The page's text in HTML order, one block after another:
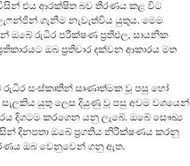
එය ආරක්ෂිත බව තීරණය කළ විට
ගැනීම නැවැත්විය යුතුය. මෙම
ඔබේ රුධිර පරීක්ෂණ ප්‍රතිඵල, සායනික
ඔබ ප්‍රතිචාර දක්වන ආකාරය මත
රුධිර සංස්කෘතීන් සෘණාත්මක වූ පසු හෝ
යුතු ලෙස දියුණු වූ පසු අවම වශයෙන්
දිගටම කරගෙන යනු ලැබේ. ඔබේ සෞඛ්‍ය
දිනපතා ඔබේ ප්‍රගතිය නිරීක්ෂණය කරනු
ඔබ වෙනුවෙන් ගනු ඇත.